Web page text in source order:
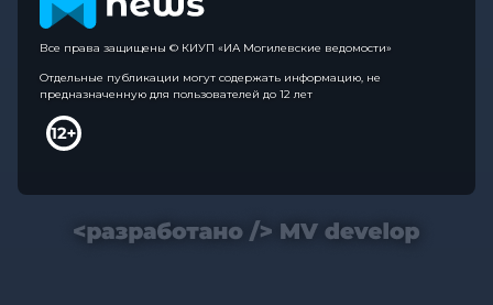
Все права защищены © КИУП «ИА Могилевские ведомости»
Отдельные публикации могут содержать информацию, не
предназначенную для пользователей до 12 лет